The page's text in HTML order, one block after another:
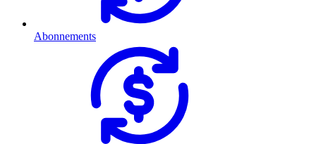
Abonnements